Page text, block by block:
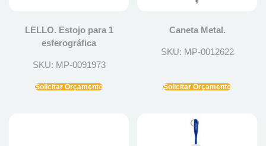
LELLO. Estojo para 1
esferográfica
SKU: MP-0091973
Solicitar Orçamento
Caneta Metal.
SKU: MP-0012622
Solicitar Orçamento